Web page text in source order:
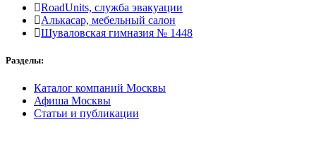
RoadUnits, служба эвакуации
Алькасар, мебельный салон
Шуваловская гимназия № 1448
Разделы:
Каталог компаний Москвы
Афиша Москвы
Статьи и публикации